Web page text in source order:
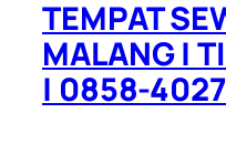
TEMPAT
MALANG |
| 0858-